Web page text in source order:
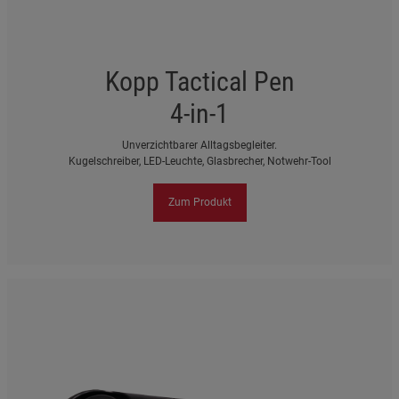
Kopp Tactical Pen
4-in-1
Unverzichtbarer Alltagsbegleiter.
Kugelschreiber, LED-Leuchte, Glasbrecher, Notwehr-Tool
Zum Produkt